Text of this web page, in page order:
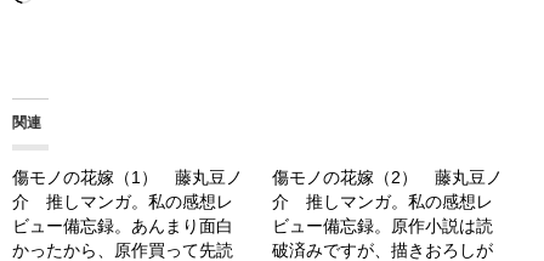
み
中…
関連
傷モノの花嫁（1） 藤丸豆ノ
介 推しマンガ。私の感想レ
ビュー備忘録。あんまり面白
かったから、原作買って先読
傷モノの花嫁（2） 藤丸豆ノ
介 推しマンガ。私の感想レ
ビュー備忘録。原作小説は読
破済みですが、描きおろしが